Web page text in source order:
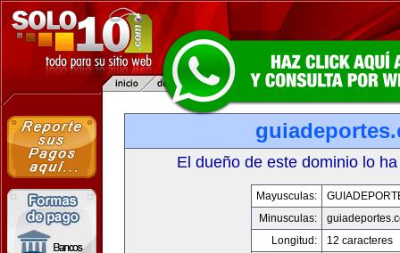
El dueño de este dominio lo
Mayusculas:
Minusculas:
Longitud:
12 caracteres